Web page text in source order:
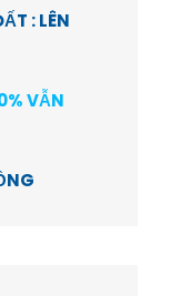
: LÊN
VẪN